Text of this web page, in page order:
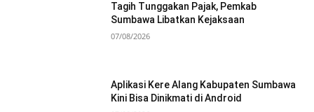
Tagih Tunggakan Pajak, Pemkab
Sumbawa Libatkan Kejaksaan
07/08/2026
Aplikasi Kere Alang Kabupaten Sumbawa
Kini Bisa Dinikmati di Android